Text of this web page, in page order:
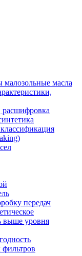
масла
расшифровка
передач
выше уровня